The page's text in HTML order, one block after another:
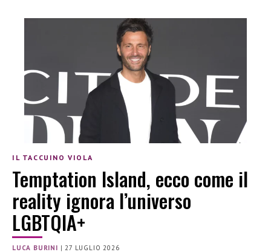
IL TACCUINO VIOLA
Temptation Island, ecco come il
reality ignora l’universo
LGBTQIA+
LUCA BURINI | 27 LUGLIO 2026